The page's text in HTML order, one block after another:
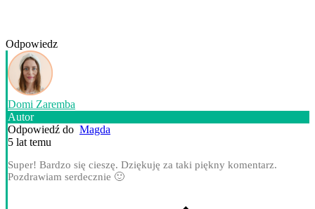
Odpowiedz
Domi Zaremba
Autor
Odpowiedź do Magda
5 lat temu
Super! Bardzo się cieszę. Dziękuję za taki piękny komentarz.
Pozdrawiam serdecznie 🙂